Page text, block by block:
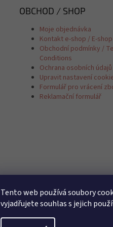
Tento web používá soubory
vyjadřujete souhlas s jejich
OBCHOD / SHOP
Moje objednávka
Kontakt e-shop / E-
Obchodní podmínky /
Conditions
Ochrana osobních údajů
Upravit nastavení
Formulář pro vrácení
Reklamační formulář